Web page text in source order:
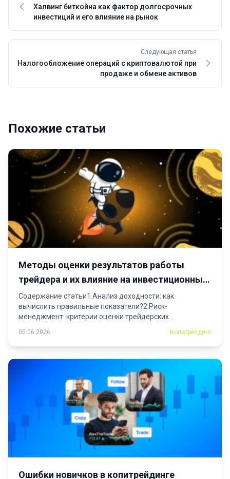
Халвинг биткойна как фактор долгосрочных
инвестиций и его влияние на рынок
Следующая статья
Налогообложение операций с криптовалютой при
продаже и обмене активов
Похожие статьи
Методы оценки результатов работы
трейдера и их влияние на инвестиционные
решения
Содержание статьи1.Анализ доходности: как
вычислить правильные показатели?2.Риск-
менеджмент: критерии оценки трейдерских
05.06.2026 Копитрейдинг
Ошибки новичков в копитрейдинге